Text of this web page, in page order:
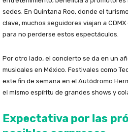
sedes. En Quintana Roo, donde el
clave, muchos seguidores viajan a
para no perderse estos espectáculos.
Por otro lado, el concierto se da en un
musicales en México. Festivales como
este fin de semana en el Autódromo
el mismo espíritu de grandes shows y
Expectativa por las